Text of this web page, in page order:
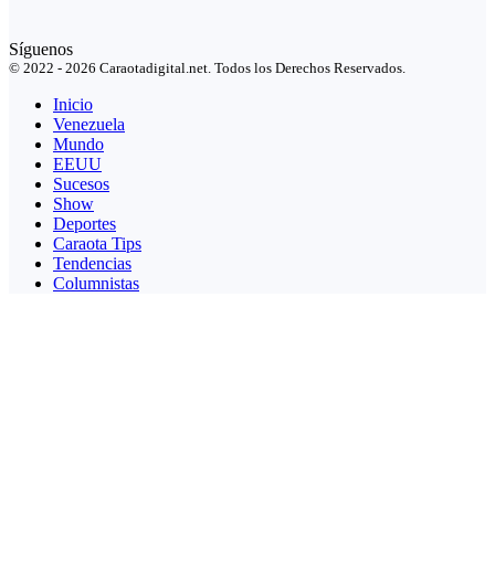
Síguenos
© 2022 - 2026 Caraotadigital.net. Todos los Derechos Reservados.
Inicio
Venezuela
Mundo
EEUU
Sucesos
Show
Deportes
Caraota Tips
Tendencias
Columnistas